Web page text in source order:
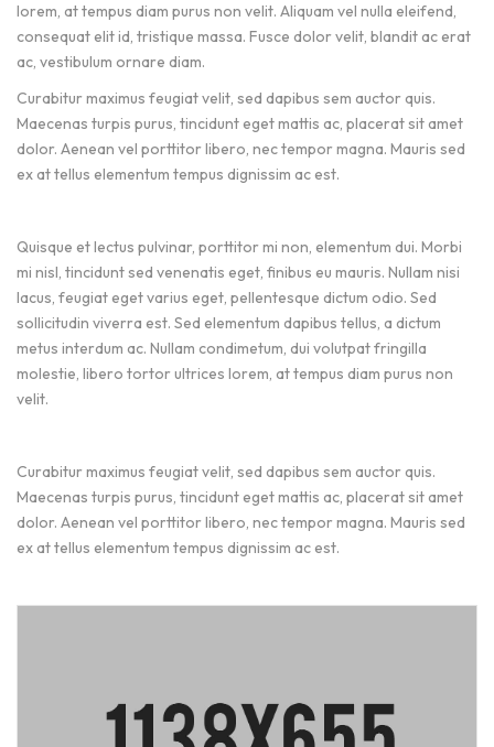
lorem, at tempus diam purus non velit. Aliquam vel nulla eleifend,
consequat elit id, tristique massa. Fusce dolor velit, blandit ac erat
ac, vestibulum ornare diam.
Curabitur maximus feugiat velit, sed dapibus sem auctor quis.
Maecenas turpis purus, tincidunt eget mattis ac, placerat sit amet
dolor. Aenean vel porttitor libero, nec tempor magna. Mauris sed
ex at tellus elementum tempus dignissim ac est.
Quisque et lectus pulvinar, porttitor mi non, elementum dui. Morbi
mi nisl, tincidunt sed venenatis eget, finibus eu mauris. Nullam nisi
lacus, feugiat eget varius eget, pellentesque dictum odio. Sed
sollicitudin viverra est. Sed elementum dapibus tellus, a dictum
metus interdum ac. Nullam condimetum, dui volutpat fringilla
molestie, libero tortor ultrices lorem, at tempus diam purus non
velit.
Curabitur maximus feugiat velit, sed dapibus sem auctor quis.
Maecenas turpis purus, tincidunt eget mattis ac, placerat sit amet
dolor. Aenean vel porttitor libero, nec tempor magna. Mauris sed
ex at tellus elementum tempus dignissim ac est.